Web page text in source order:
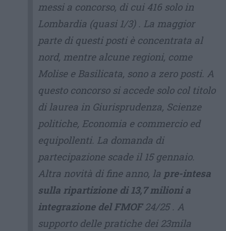
messi a concorso, di cui 416 solo in
Lombardia (quasi 1/3) . La maggior
parte di questi posti è concentrata al
nord, mentre alcune regioni, come
Molise e Basilicata, sono a zero posti. A
questo concorso si accede solo col titolo
di laurea in Giurisprudenza, Scienze
politiche, Economia e commercio ed
equipollenti. La domanda di
partecipazione scade il 15 gennaio.
Altra novità di fine anno, la pre-intesa
sulla ripartizione di 13,7 milioni a
integrazione del FMOF24/25 . A
supporto delle pratiche dei 23mila